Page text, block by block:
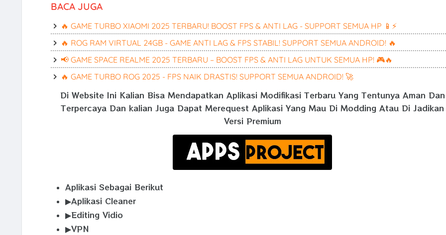
BACA JUGA
🔥 GAME TURBO XIAOMI 2025 TERBARU! BOOST FPS & ANTI LAG - SUPPORT SEMUA HP 📱⚡
🔥 ROG RAM VIRTUAL 24GB - GAME ANTI LAG & FPS STABIL! SUPPORT SEMUA ANDROID! 🔥
📢 GAME SPACE REALME 2025 TERBARU – BOOST FPS & ANTI LAG UNTUK SEMUA HP! 🎮🔥
🔥 GAME TURBO ROG 2025 - FPS NAIK DRASTIS! SUPPORT SEMUA ANDROID! 🚀
Di Website Ini Kalian Bisa Mendapatkan Aplikasi Modifikasi Terbaru Yang Tentunya Aman Dan
Terpercaya Dan kalian Juga Dapat Merequest Aplikasi Yang Mau Di Modding Atau Di Jadikan
Versi Premium
Aplikasi Sebagai Berikut
▶Aplikasi Cleaner
▶Editing Vidio
▶VPN